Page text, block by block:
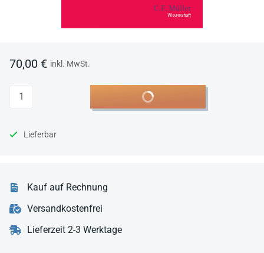
70,00 € inkl. MwSt.
Anzahl In den Warenkorb
Lieferbar
Kauf auf Rechnung
Versandkostenfrei
Lieferzeit 2-3 Werktage